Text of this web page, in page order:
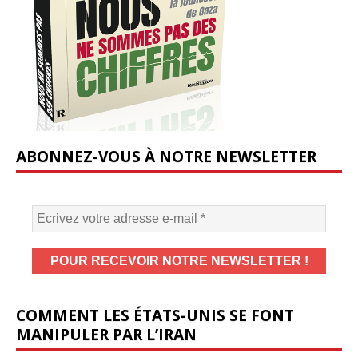
ABONNEZ-VOUS À NOTRE NEWSLETTER
COMMENT LES ÉTATS-UNIS SE FONT
MANIPULER PAR L’IRAN